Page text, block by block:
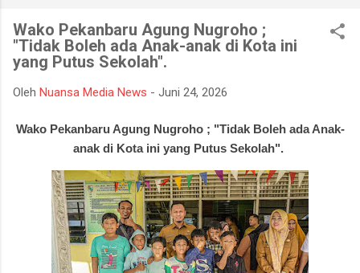
mempertahankan integritasnya karena tidak tahan terhadap
ujian kehidupan. Ketika berhadapan dengan godaan bertekuk
lutut merelakan integritasnya hancur. Padahal telah
dipertahankan sekian lama, dan banyak orang menilainya
merupakan landasan penting dalam menjalankan kehidupan.
Orang beriman selalu bisa menghadapi semua keadaan, ketika
Wako Pekanbaru Agung Nugroho ;
"Tidak Boleh ada Anak-anak di Kota ini
yang Putus Sekolah".
Oleh Nuansa Media News - Juni 24, 2026
Wako Pekanbaru Agung Nugroho ; "Tidak Boleh ada Anak-
anak di Kota ini yang Putus Sekolah".